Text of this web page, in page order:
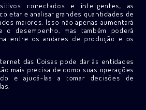
conectados e inteligentes, as
e analisar grandes quantidades de
maiores. Isso não apenas aumentará
o desempenho, mas também poderá
entre os andares de produção e os
das Coisas pode dar às entidades
mais precisa de como suas operações
e ajudá-las a tomar decisões de